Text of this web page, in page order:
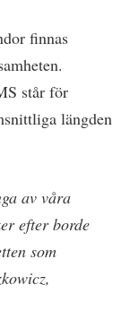
finnas
står för
längden
av våra
efter borde
som